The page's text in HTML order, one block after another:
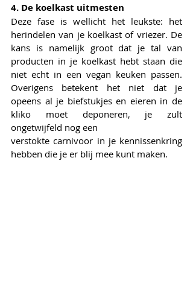
4. De koelkast uitmesten
Deze fase is wellicht het leukste: het
herindelen van je koelkast of vriezer. De
kans is namelijk groot dat je tal van
producten in je koelkast hebt staan die
niet echt in een vegan keuken passen.
Overigens betekent het niet dat je
opeens al je biefstukjes en eieren in de
kliko moet deponeren, je zult
ongetwijfeld nog een
verstokte carnivoor in je kennissenkring
hebben die je er blij mee kunt maken.